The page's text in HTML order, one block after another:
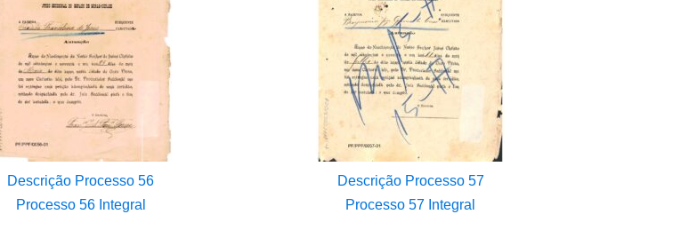
Descrição Processo 56
Descrição Processo 57
Processo 56 Integral Processo 57 Integral